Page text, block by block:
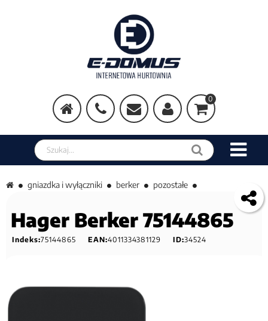
0
Szukaj w sklepie
gniazdka i wyłączniki berker pozostałe
Hager Berker 75144865
Indeks:75144865 EAN:4011334381129 ID:34524